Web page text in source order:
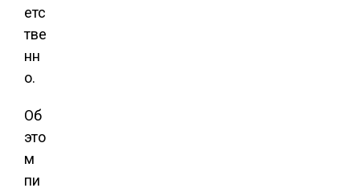
етс
тве
нн
о.
Об
это
м
пи